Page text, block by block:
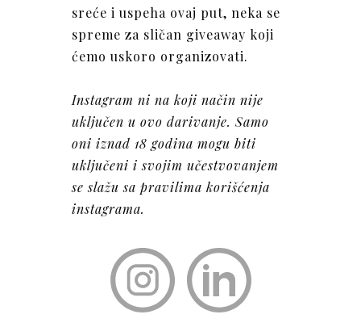
sreće i uspeha ovaj put, neka se
spreme za sličan giveaway koji
ćemo uskoro organizovati.
Instagram ni na koji način nije
uključen u ovo darivanje. Samo
oni iznad 18 godina mogu biti
uključeni i svojim učestvovanjem
se slažu sa pravilima korišćenja
instagrama.